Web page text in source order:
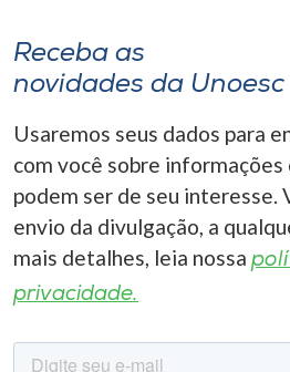
A-
Receba as
novidades da Unoesc
Usaremos seus dados para
com você sobre
podem ser de seu interesse.
envio da divulgação, a
mais detalhes, leia nossa
privacidade.